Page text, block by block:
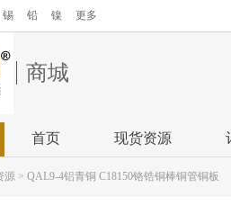
锡 铅 镍 更多
商城
首页 现货资源
源 > QAL9-4铝青铜 C18150铬锆铜棒铜管铜板